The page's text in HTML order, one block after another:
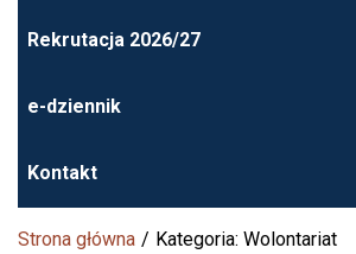
Rekrutacja 2026/27
e-dziennik
Kontakt
Strona główna Kategoria: Wolontariat